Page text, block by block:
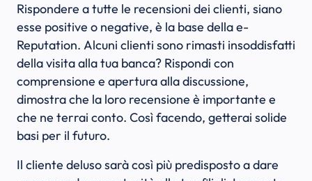
Rispondere a tutte le recensioni dei clienti, siano
esse positive o negative, è la base della e-
Reputation. Alcuni clienti sono rimasti insoddisfatti
della visita alla tua banca? Rispondi con
comprensione e apertura alla discussione,
dimostra che la loro recensione è importante e
che ne terrai conto. Così facendo, getterai solide
basi per il futuro.
Il cliente deluso sarà così più predisposto a dare